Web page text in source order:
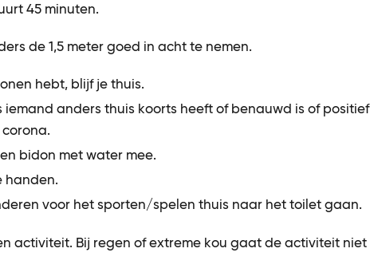
45 minuten.
de 1,5 meter goed in acht te nemen.
hebt, blijf je thuis.
iemand anders thuis koorts heeft of benauwd is of positief
bidon met water mee.
handen.
voor het sporten/spelen thuis naar het toilet gaan.
activiteit. Bij regen of extreme kou gaat de activiteit niet